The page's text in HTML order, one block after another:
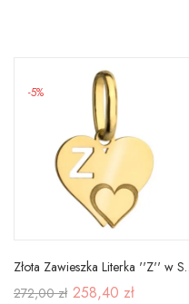
-5%
Złota
272,00 zł 258,40 zł